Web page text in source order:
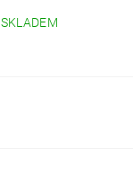
SKLADEM